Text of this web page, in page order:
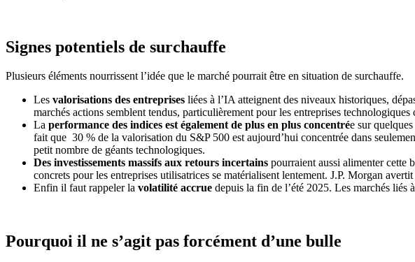
Signes potentiels de surchauffe
Plusieurs éléments nourrissent l’idée que le marché pourrait être en situation de surchauffe.
Les valorisations des entreprises liées à l’IA atteignent des niveaux historiques,
marchés actions semblent tendus, particulièrement pour les entreprises
La performance des indices est également de plus en plus concentrée sur
fait que 30 % de la valorisation du S&P 500 est aujourd’hui concentrée dans
petit nombre de géants technologiques.
Des investissements massifs aux retours incertains pourraient aussi alimenter cette
concrets pour les entreprises utilisatrices se matérialisent lentement. J.P. Morgan
Enfin il faut rappeler la volatilité accrue depuis la fin de l’été 2025. Les marchés
Pourquoi il ne s’agit pas forcément d’une bulle